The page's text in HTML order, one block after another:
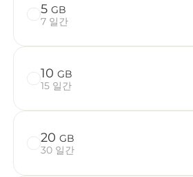
Billion
5 GB
7 일간
10 GB
15 일간
20 GB
30 일간